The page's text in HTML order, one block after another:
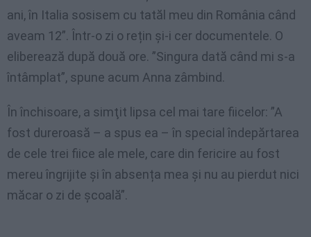
ani, în Italia sosisem cu tatăl meu din România când
aveam 12”. Într-o zi o rețin și-i cer documentele. O
eliberează după două ore. ”Singura dată când mi s-a
întâmplat”, spune acum Anna zâmbind.
În închisoare, a simţit lipsa cel mai tare fiicelor: ”A
fost dureroasă – a spus ea – în special îndepărtarea
de cele trei fiice ale mele, care din fericire au fost
mereu îngrijite și în absența mea și nu au pierdut nici
măcar o zi de școală”.